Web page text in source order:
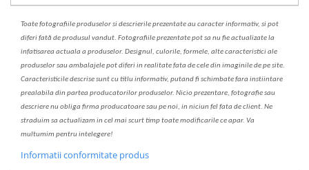
Toate fotografiile produselorsidescrierileprezentate au caracter informativ, si pot
diferi fată de produsul vandut. Fotografiile prezentate pot sa nu fie actualizate la
infatisarea actuala a produselor. Designul, culorile, formele, alte caracteristici ale
produselor sau ambalajele pot diferi in realitate fata de cele din imaginile de pe site.
Caracteristicile descrise sunt cu titlu informativ, putand fi schimbate fara instiintare
prealabila din partea producatorilor produselor. Nicio prezentare, fotografie sau
descriere nu obliga firma producatoare sau pe noi, in niciun fel fata de client. Ne
straduim sa actualizam in cel mai scurt timp toate modificarile ce apar. Va
multumim pentru intelegere!
Informatii conformitate produs